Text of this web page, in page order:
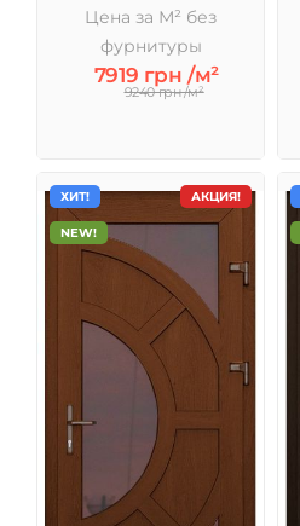
Цена за М² без
фурнитуры
7919 грн /м²
9240 грн /м²
АКЦИЯ!
ХИТ!
NEW!